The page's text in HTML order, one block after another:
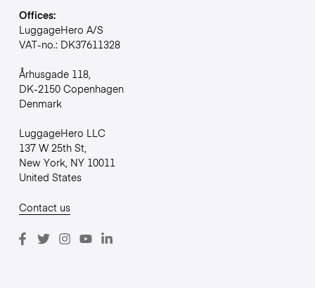
Offices:
LuggageHero A/S
VAT-no.: DK37611328
Århusgade 118,
DK-2150 Copenhagen
Denmark
LuggageHero LLC
137 W 25th St,
New York, NY 10011
United States
Contact us